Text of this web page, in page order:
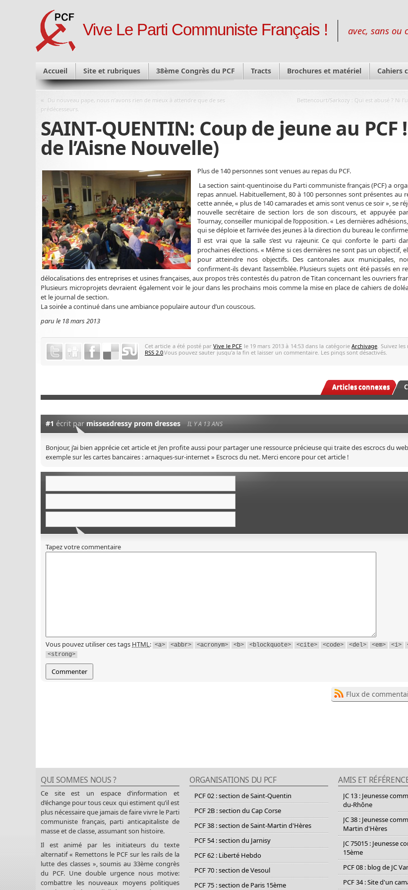
Vive Le Parti Communiste Français ! avec, sans ou
Accueil Site et rubriques 38ème Congrès du PCF Tracts Brochures et matériel Cahiers
« Du nouveau pape, nous n’avons rien de mieux à attendre que de ses
prédécesseurs.
Bettencourt/Sarkozy : Qui est abusé ? Ni
SAINT-QUENTIN: Coup de jeune au
de l’Aisne Nouvelle)
Plus de 140 personnes sont venues au repas du PCF.
La section saint-quentinoise du Parti communiste français (PCF) a
repas annuel. Habituellement, 80 à 100 personnes sont présentes au
cette année, « plus de 140 camarades et amis sont venus ce soir », se
nouvelle secrétaire de section lors de son discours, et appuyée
Tournay, conseiller municipal de l’opposition. « Les dernières
qui se déploie et l’arrivée des jeunes à la direction du bureau le
Il est vrai que la salle s’est vu rajeunir. Ce qui conforte le parti
prochaines élections. « Même si ces dernières ne sont pas un objectif,
pour atteindre nos objectifs. Des cantonales aux municipales,
confirment-ils devant l’assemblée. Plusieurs sujets ont été passés en
délocalisations des entreprises et usines françaises, aux propos très contestés du patron de Titan concernant les ouvriers
Plusieurs microprojets devraient également voir le jour dans les prochains mois comme la mise en place de cahiers de
et le journal de section.
La soirée a continué dans une ambiance populaire autour d’un couscous.
paru le 18 mars 2013
Cet article a été posté parVive le PCF le 19 mars 2013 à 14:53 dans la catégorieArchivage . Suivez
RSS 2.0.Vous pouvez sauter jusqu'a la fin et laisser un commentaire. Les pings sont désactivés.
Articles connexes
#1 écrit par missesdressy prom dresses IL Y A 13 ANS
Bonjour, j’ai bien apprécie cet article et j’en profite aussi pour partager une ressource précieuse qui traite des escrocs du
exemple sur les cartes bancaires : arnaques-sur-internet » Escrocs du net. Merci encore pour cet article !
Tapez votre commentaire
Vous pouvez utiliser ces tags HTML: <a> <abbr> <acronym> <b> <blockquote> <cite> <code> <del> <em> <i>
<strong>
Flux de
QUI SOMMES NOUS ?
Ce site est un espace d’information et
d’échange pour tous ceux qui estiment qu’il est
plus nécessaire que jamais de faire vivre le Parti
communiste français, parti anticapitaliste de
masse et de classe, assumant son histoire.
Il est animé par les initiateurs du texte
alternatif « Remettons le PCF sur les rails de la
lutte des classes », soumis au 33ème congrès
du PCF. Une double urgence nous motive:
combattre les nouveaux moyens politiques
ORGANISATIONS DU PCF
PCF 02 : section de Saint-Quentin
PCF 2B : section du Cap Corse
PCF 38 : section de Saint-Martin d'Hères
PCF 54 : section du Jarnisy
PCF 62 : Liberté Hebdo
PCF 70 : section de Vesoul
PCF 75 : section de Paris 15ème
AMIS ET
JC 13 : Jeunesse
du-Rhône
JC 38 : Jeunesse
Martin d'Hères
JC 75015 : Jeunesse
15ème
PCF 08 : blog de JC
PCF 34 : Site d'un